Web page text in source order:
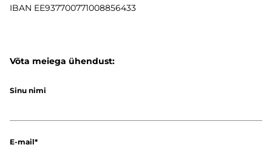
IBAN EE937700771008856433
Võta meiega ühendust:
Sinu nimi
E-mail